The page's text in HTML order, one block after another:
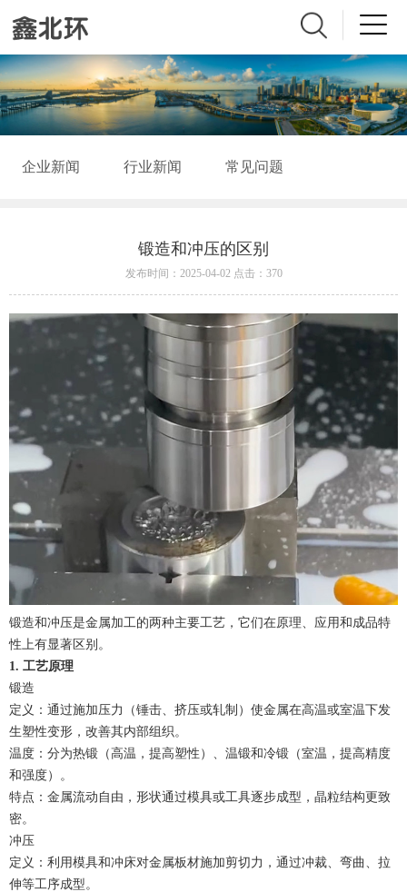
企业新闻 行业新闻 常见问题
锻造和冲压的区别
发布时间：2025-04-02 点击：370
锻造和冲压是金属加工的两种主要工艺，它们在原理、应用和成品特
性上有显著区别。
1. 工艺原理
锻造
定义：通过施加压力（锤击、挤压或轧制）使金属在高温或室温下发
生塑性变形，改善其内部组织。
温度：分为热锻（高温，提高塑性）、温锻和冷锻（室温，提高精度
和强度）。
特点：金属流动自由，形状通过模具或工具逐步成型，晶粒结构更致
密。
冲压
定义：利用模具和冲床对金属板材施加剪切力，通过冲裁、弯曲、拉
伸等工序成型。